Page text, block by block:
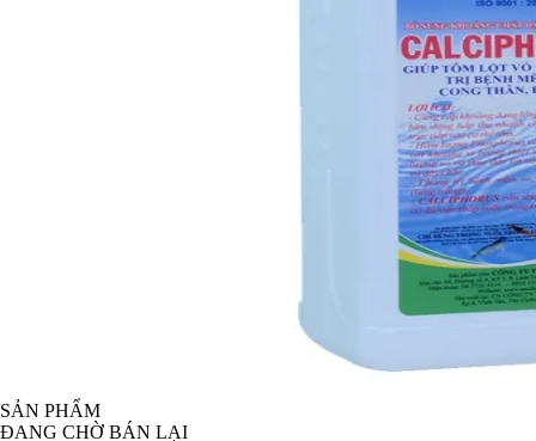
SẢN PHẨM
ĐANG CHỜ BÁN LẠI